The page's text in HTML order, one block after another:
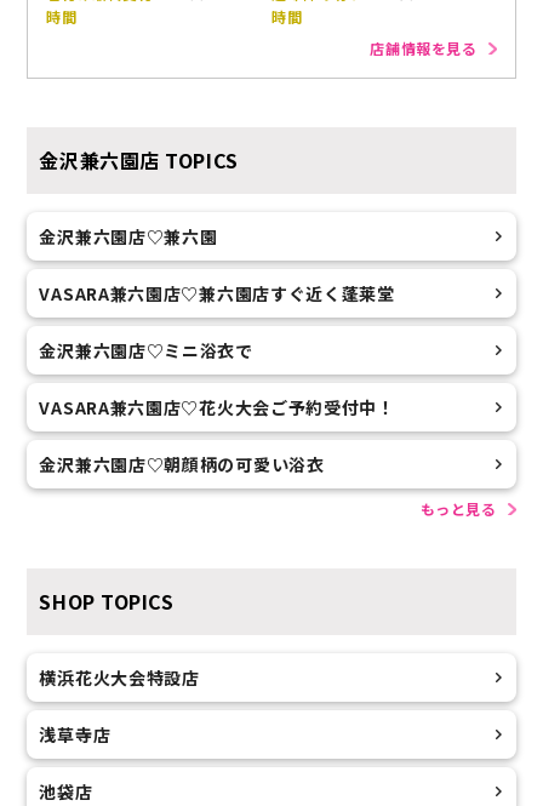
時間
時間
店舗情報を見る
金沢兼六園店 TOPICS
金沢兼六園店♡兼六園
VASARA兼六園店♡兼六園店すぐ近く蓬莱堂
金沢兼六園店♡ミニ浴衣で
VASARA兼六園店♡花火大会ご予約受付中！
金沢兼六園店♡朝顔柄の可愛い浴衣
もっと見る
SHOP TOPICS
横浜花火大会特設店
浅草寺店
池袋店